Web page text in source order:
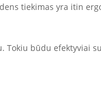
tiekimas yra itin
būdu efektyviai